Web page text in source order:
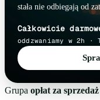
stała nie odbiegają od
Całkowicie
oddzwaniamy w 2h
Grupa opłat za sprzedaż